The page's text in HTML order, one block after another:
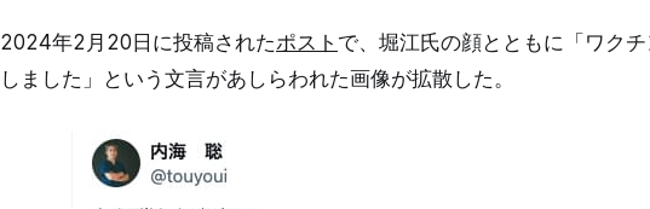
2024年2月20日に投稿されたポスト で、堀江氏の顔とともに「ワク
しました」という文言があしらわれた画像が拡散した。